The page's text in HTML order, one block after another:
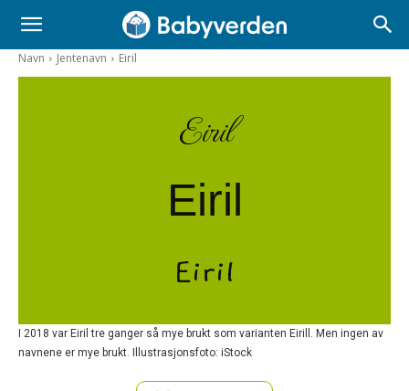
Navn Jentenavn Eiril
Eiril
Eiril
Eiril
I 2018 var Eiril tre ganger så mye brukt som varianten Eirill. Men ingen av
navnene er mye brukt. Illustrasjonsfoto: iStock